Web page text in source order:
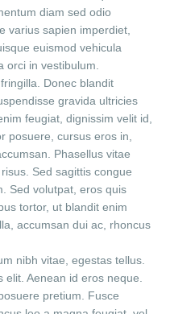
diam sed odio
varius sapien imperdiet,
euismod vehicula
orci in vestibulum.
Donec blandit
gravida ultricies
feugiat, dignissim velit id,
posuere, cursus eros in,
Phasellus vitae
Sed sagittis congue
Sed volutpat, eros quis
tortor, ut blandit enim
accumsan dui ac, rhoncus
nibh vitae, egestas tellus.
Aenean id eros neque.
pretium. Fusce